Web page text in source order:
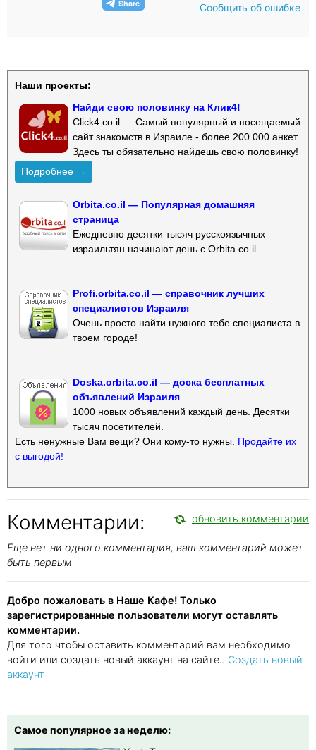
Сообщить об ошибке
Наши проекты:
Найди свою половинку на Клик4!
Click4.co.il — Самый популярный и посещаемый
сайт знакомств в Израиле - более 200 000 анкет.
Здесь ты обязательно найдешь свою половинку!
Подробнее →
Orbita.co.il — Популярная домашняя
страница
Ежедневно десятки тысяч русскоязычных
израильтян начинают день с Orbita.co.il
Profi.orbita.co.il — справочник лучших
специалистов Израиля
Очень просто найти нужного тебе специалиста в
твоем городе!
Doska.orbita.co.il — доска бесплатных
объявлений Израиля
1000 новых объявлений каждый день. Десятки
тысяч посетителей.
Есть ненужные Вам вещи? Они кому-то нужны. Продайте их
с выгодой!
Комментарии: обновить комментарии
Еще нет ни одного комментария, ваш комментарий может
быть первым
Добро пожаловать в Наше Кафе! Только
зарегистрированные пользователи могут оставлять
комментарии.
Для того чтобы оставить комментарий вам необходимо
войти или создать новый аккаунт на сайте.. Создать новый
аккаунт
Самое популярное за неделю: